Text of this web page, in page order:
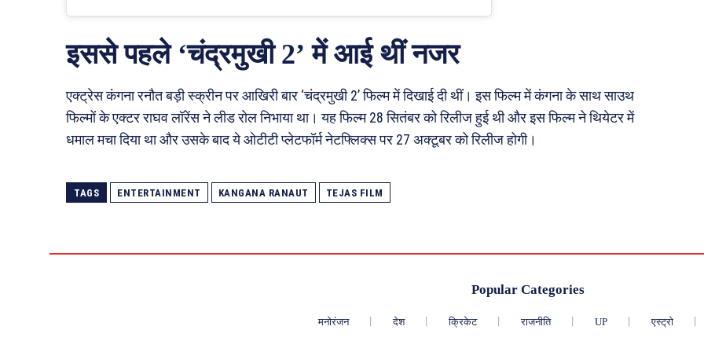
इससे पहले ‘चंद्रमुखी 2’ में आई थीं नजर
एक्ट्रेस कंगना रनौत बड़ी स्क्रीन पर आखिरी बार ‘चंद्रमुखी 2’ फिल्म में दिखाई दी थीं। इस फिल्म में कंगना के साथ साउथ
फिल्मों के एक्टर राघव लॉरेंस ने लीड रोल निभाया था। यह फिल्म 28 सितंबर को रिलीज हुई थी और इस फिल्म ने थियेटर में
धमाल मचा दिया था और उसके बाद ये ओटीटी प्लेटफॉर्म नेटफ्लिक्स पर 27 अक्टूबर को रिलीज होगी।
TAGS ENTERTAINMENT KANGANA RANAUT TEJAS FILM
Popular Categories
मनोरंजन देश क्रिकेट राजनीति UP एस्ट्रो